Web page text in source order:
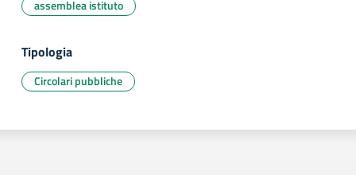
assemblea istituto
Tipologia
Circolari pubbliche